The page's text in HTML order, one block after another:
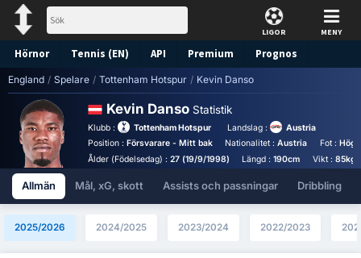
LIGOR MENY
Hörnor Tennis (EN) API Premium Prognos
England / Spelare / Tottenham Hotspur / Kevin Danso
Kevin Danso Statistik
Klubb : Tottenham Hotspur Landslag :
Austria
Position : Försvarare - Mitt bak Nationalitet :Austria Fot :
Ålder (Födelsedag) : 27 (19/9/1998) Längd :190cm Vikt : 85kg
Allmän Mål, xG, skott Assists och passningar Dribbling
2025/2026 2024/2025 2023/2024 2022/2023